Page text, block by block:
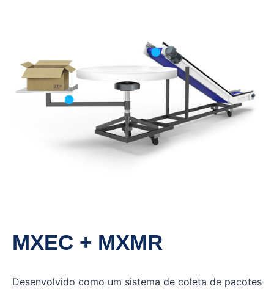
MXEC + MXMR
Desenvolvido como um sistema de coleta de pacotes